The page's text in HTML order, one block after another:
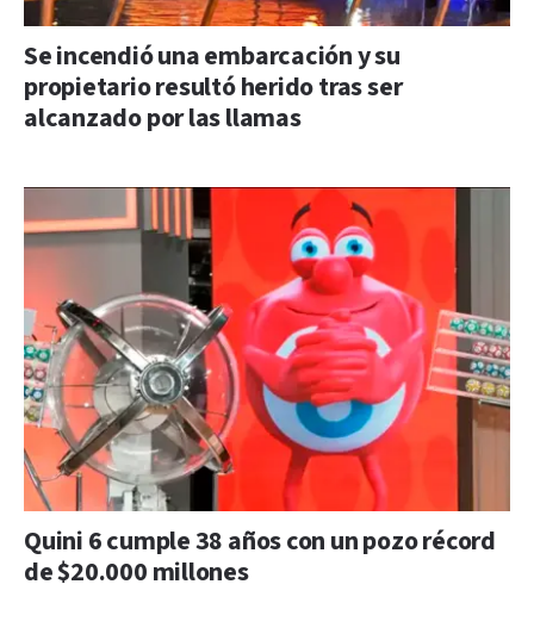
Se incendió una embarcación y su
propietario resultó herido tras ser
alcanzado por las llamas
Quini 6 cumple 38 años con un pozo récord
de $20.000 millones